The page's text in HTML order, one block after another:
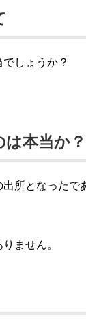
しょうか？
本当か？
所となったで
ません。